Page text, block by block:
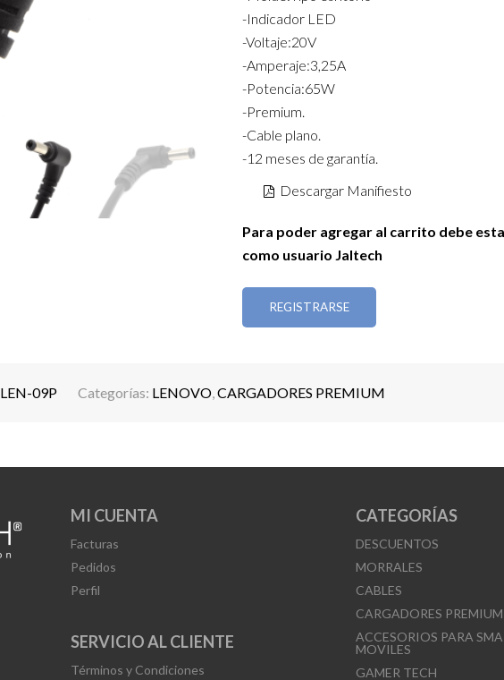
-Indicador LED
-Voltaje:20V
-Amperaje:3,25A
-Potencia:65W
-Premium.
-Cable plano.
-12 meses de garantía.
Descargar Manifiesto
Para poder agregar al carrito debe
como usuario Jaltech
REGISTRARSE
LEN-09P Categorías: LENOVO,CARGADORES PREMIUM
MI CUENTA
Facturas
Pedidos
Perfil
SERVICIO AL CLIENTE
Términos y Condiciones
CATEGORÍAS
DESCUENTOS
MORRALES
CABLES
CARGADORES PREMIUM
ACCESORIOS PARA
MOVILES
GAMER TECH